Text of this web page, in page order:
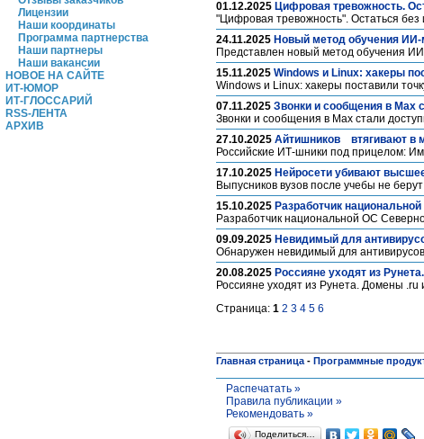
Лицензии
Наши координаты
Программа партнерства
Наши партнеры
Наши вакансии
НОВОЕ НА САЙТЕ
ИТ-ЮМОР
ИТ-ГЛОССАРИЙ
RSS-ЛЕНТА
АРХИВ
01.12.2025 Цифровая тревожность.
"Цифровая тревожность". Остаться без
24.11.2025 Новый метод обучения ИИ-
Представлен новый метод обучения
15.11.2025 Windows и Linux: хакеры
Windows и Linux: хакеры поставили
07.11.2025 Звонки и сообщения в Max
Звонки и сообщения в Max стали
27.10.2025 Айтишников втягивают в
Российские ИТ-шники под прицелом:
17.10.2025 Нейросети убивают
Выпусников вузов после учебы не
15.10.2025 Разработчик
Разработчик национальной ОС
09.09.2025 Невидимый для
Обнаружен невидимый для
20.08.2025 Россияне уходят из
Россияне уходят из Рунета. Домены
Страница: 1 2 3 4 5 6
Главная страница - Программные
Распечатать »
Правила публикации »
Рекомендовать »
Поделиться…